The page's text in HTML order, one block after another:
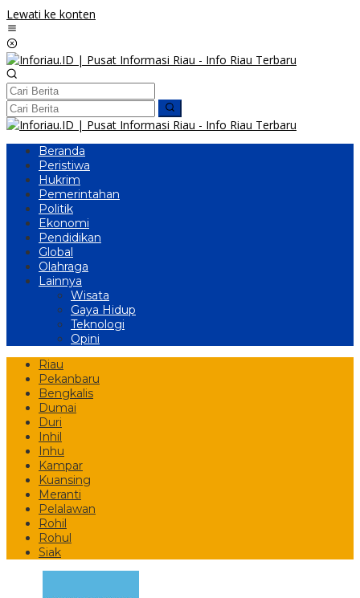
Lewati ke konten
Beranda
Peristiwa
Hukrim
Pemerintahan
Politik
Ekonomi
Pendidikan
Global
Olahraga
Lainnya
Wisata
Gaya Hidup
Teknologi
Opini
Riau
Pekanbaru
Bengkalis
Dumai
Duri
Inhil
Inhu
Kampar
Kuansing
Meranti
Pelalawan
Rohil
Rohul
Siak